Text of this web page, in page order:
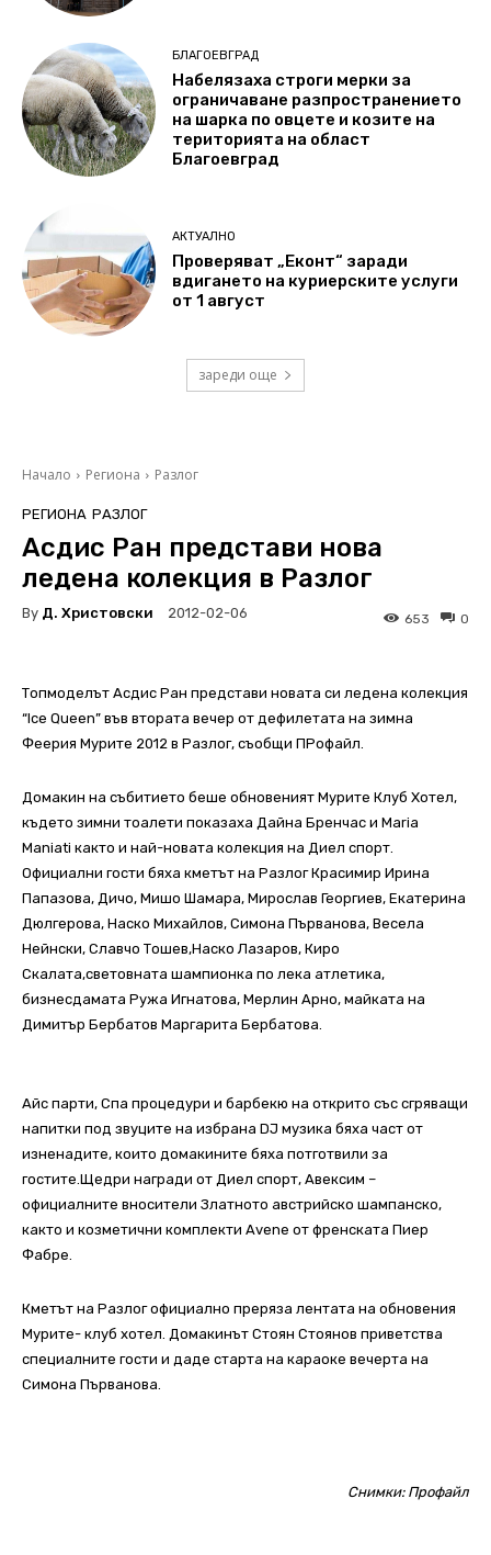
БЛАГОЕВГРАД
Набелязаха строги мерки за
ограничаване разпространението
на шарка по овцете и козите на
територията на област
Благоевград
АКТУАЛНО
Проверяват „Еконт“ заради
вдигането на куриерските услуги
от 1 август
зареди още